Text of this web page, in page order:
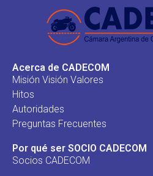
Acerca de CADECOM
Misión Visión Valores
Hitos
Autoridades
Preguntas Frecuentes
Por qué ser SOCIO CADECOM
Socios CADECOM